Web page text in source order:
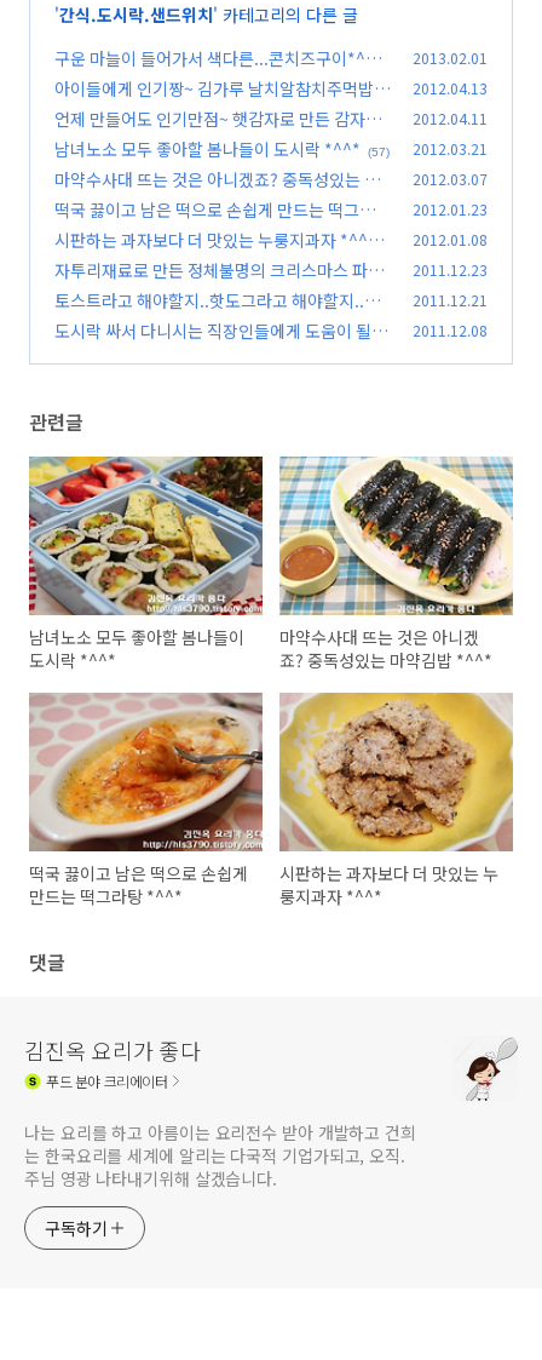
'간식.도시락.샌드위치' 카테고리의 다른 글
구운 마늘이 들어가서 색다른...콘치즈구이*^^*
(7)
2013.02.01
아이들에게 인기짱~ 김가루 날치알참치주먹밥 *
^^*
(58)
2012.04.13
언제 만들어도 인기만점~ 햇감자로 만든 감자샐
러드 *^^* (62)
2012.04.11
남녀노소 모두 좋아할 봄나들이 도시락 *^^* (57) 2012.03.21
마약수사대 뜨는 것은 아니겠죠? 중독성있는 마
약김밥 *^^*
(63)
2012.03.07
떡국 끓이고 남은 떡으로 손쉽게 만드는 떡그라탕
*^^* (17)
2012.01.23
시판하는 과자보다 더 맛있는 누룽지과자 *^^*
(31)
2012.01.08
자투리재료로 만든 정체불명의 크리스마스 파티
요리 *^^*
(36)
2011.12.23
토스트라고 해야할지..핫도그라고 해야할지..토
스트핫도그 *^^*
(57)
2011.12.21
도시락 싸서 다니시는 직장인들에게 도움이 될 레
2011.12.08
관련글
남녀노소 모두 좋아할 봄나들이
도시락 *^^*
마약수사대 뜨는 것은 아니겠
죠? 중독성있는 마약김밥 *^^*
떡국 끓이고 남은 떡으로 손쉽게
만드는 떡그라탕 *^^*
시판하는 과자보다 더 맛있는 누
룽지과자 *^^*
댓글
김진옥 요리가 좋다
푸드분야 크리에이터
나는 요리를 하고 아름이는 요리전수 받아 개발하고 건희
는 한국요리를 세계에 알리는 다국적 기업가되고, 오직.
주님 영광 나타내기위해 살겠습니다.
구독하기